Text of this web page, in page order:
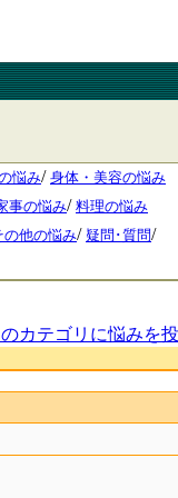
悩み/ 身体・美容の悩み
事の悩み/ 料理の悩み
の他の悩み/ 疑問･質問/
のカテゴリに悩みを